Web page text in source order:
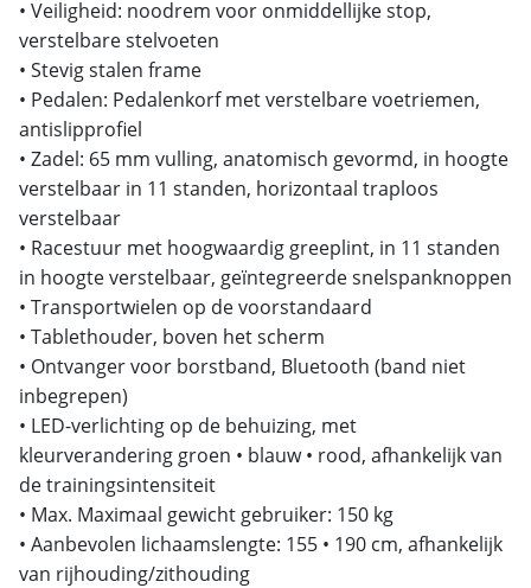
• Veiligheid: noodrem voor onmiddellijke stop,
verstelbare stelvoeten
• Stevig stalen frame
• Pedalen: Pedalenkorf met verstelbare voetriemen,
antislipprofiel
• Zadel: 65 mm vulling, anatomisch gevormd, in hoogte
verstelbaar in 11 standen, horizontaal traploos
verstelbaar
• Racestuur met hoogwaardig greeplint, in 11 standen
in hoogte verstelbaar, geïntegreerde snelspanknoppen
• Transportwielen op de voorstandaard
• Tablethouder, boven het scherm
• Ontvanger voor borstband, Bluetooth (band niet
inbegrepen)
• LED-verlichting op de behuizing, met
kleurverandering groen • blauw • rood, afhankelijk van
de trainingsintensiteit
• Max. Maximaal gewicht gebruiker: 150 kg
• Aanbevolen lichaamslengte: 155 • 190 cm, afhankelijk
van rijhouding/zithouding